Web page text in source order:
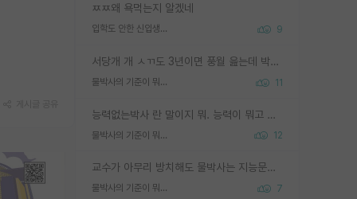
ㅉㅉ왜 욕먹는지 알겠네
입학도 안한 신입생이 원래 관심을 받나요 9
서당개 개 ㅅㄲ도 3년이면 풍월 읊는데 박사 5년 이상 대리고 있으면서 물된건 교수 탓 맞는ㄱ게 거기가 서당이 아니란 소리임
물박사의 기준이 뭐임? 11
능력없는박사 란 말이지 뭐. 능력이 뭐고 능력이 있다는게 뭔지는 사람마다 기준이 다르니까 얘기해봐야 서로 자기 기준만 얘기해서 논쟁이 끝이 안나고. 주위에서 능력있고 야심있는 신입생이 교수가 유의미한 피드백을 아예 안주면서 제대로된 과제에 참여해볼 기회도 제공하지 않고 잡일 뺑뺑이만 돌려서 맨날 단순작업만 하면서 밤새다가 눈빛이 점점 죽어가는걸 본 사람은 물박사는 교수탓이라고 하고, 교수는 이것저것 알려도 주고 기회도 주고 사수 동기 붙여주면서 어떻게든 끌고가려고 하는데 본인이 매일 뺀질거리면서 출근 하는둥마는둥 하다가 기껏 와서도 폰이나 쳐다보다가 실험 망치고 저녁약속있어서 먼저 가볼게요~ 하는걸 본 사람은 물박사는 본인탓이라고 함.
물박사의 기준이 뭐임? 12
교수가 아무리 방치해도 물박사는 지능문제고 본인 의지 문제임. 만물 교수탓 하는 애들이 이상한거임.
물박사의 기준이 뭐임? 7